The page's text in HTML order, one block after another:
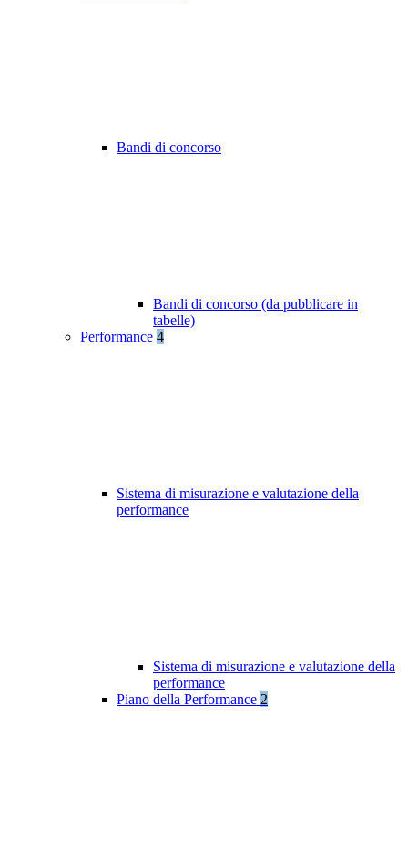
Bandi di concorso
Bandi di concorso (da pubblicare in
tabelle)
Performance 4
Sistema di misurazione e valutazione della
performance
Sistema di misurazione e valutazione della
performance
Piano della Performance 2